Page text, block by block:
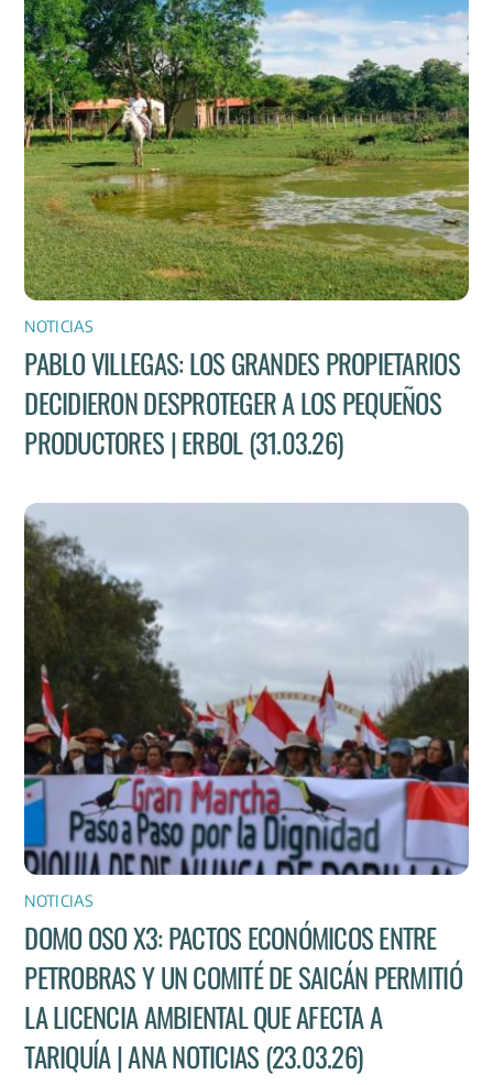
NOTICIAS
PABLO VILLEGAS: LOS GRANDES PROPIETARIOS
DECIDIERON DESPROTEGER A LOS PEQUEÑOS
PRODUCTORES | ERBOL (31.03.26)
NOTICIAS
DOMO OSO X3: PACTOS ECONÓMICOS ENTRE
PETROBRAS Y UN COMITÉ DE SAICÁN PERMITIÓ
LA LICENCIA AMBIENTAL QUE AFECTA A
TARIQUÍA | ANA NOTICIAS (23.03.26)